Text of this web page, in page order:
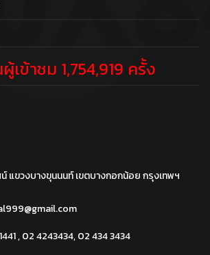
เข้าชม 1,754,919 ครั้ง
แขวงบางขุนนนท์ เขตบางกอกน้อย กรุงเทพฯ
, 02 4243434, 02 434 3434